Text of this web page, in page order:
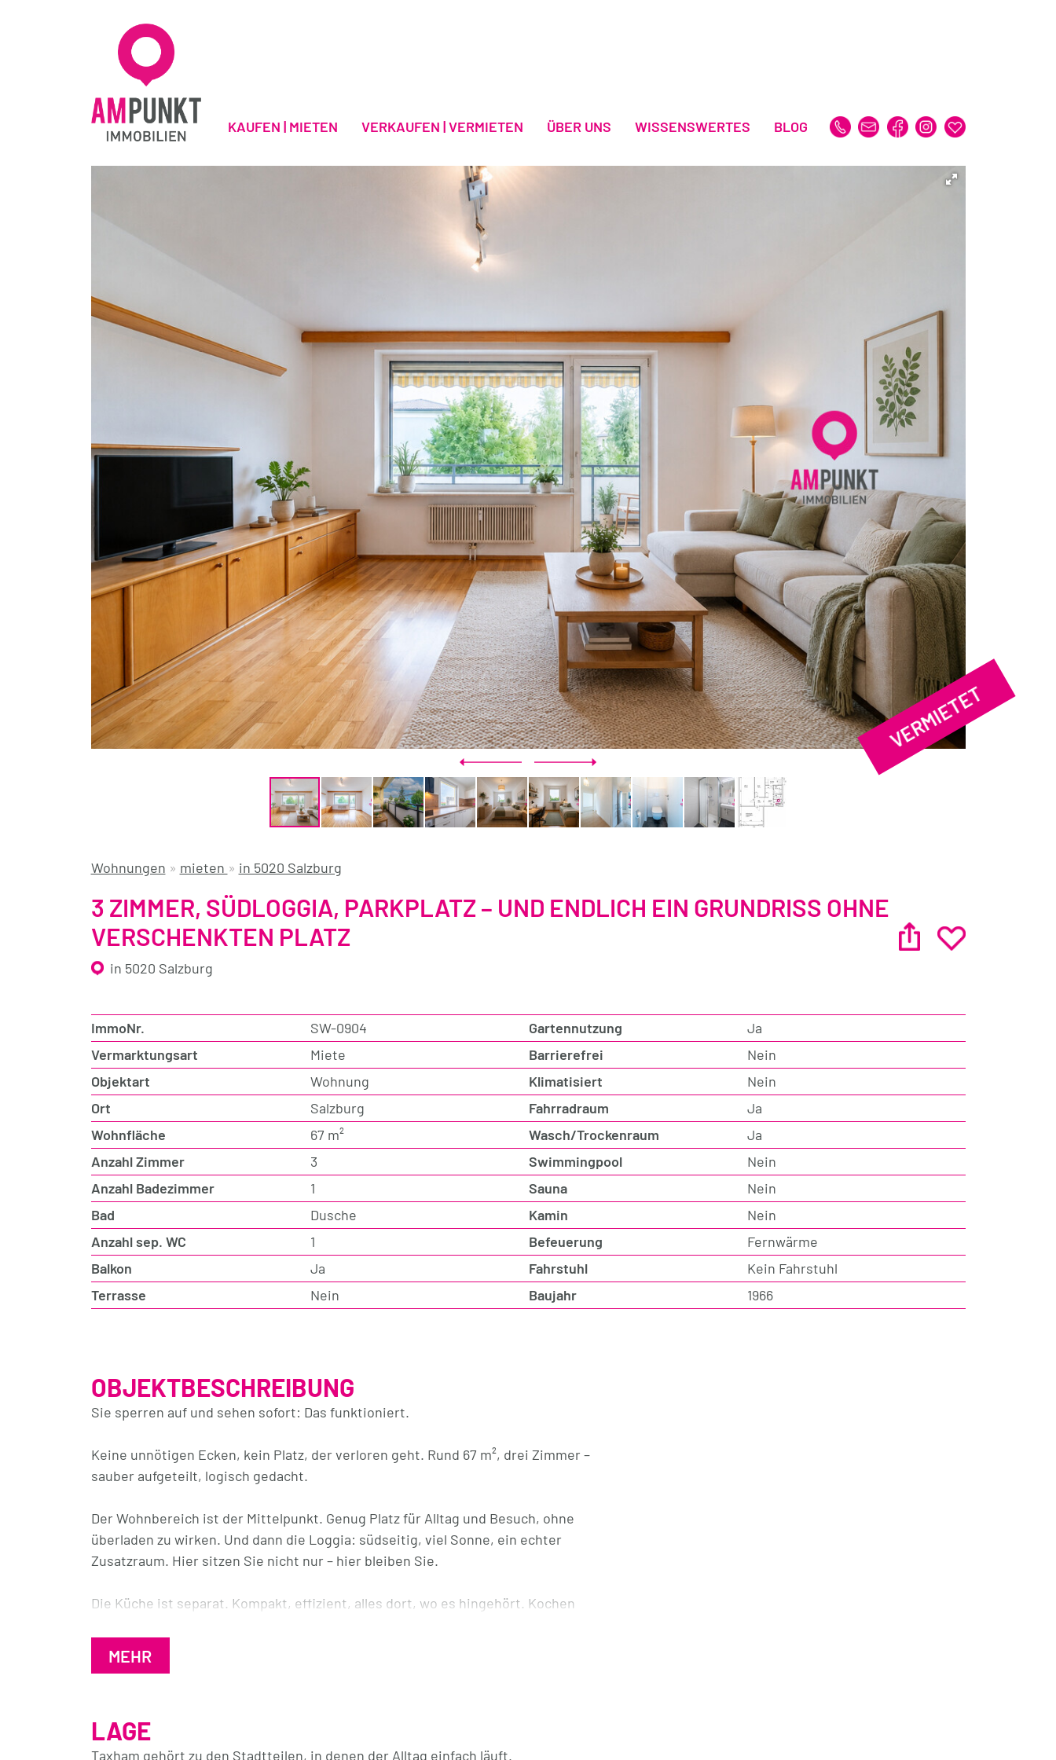
KAUFEN | MIETEN VERKAUFEN | VERMIETEN ÜBER UNS WISSENSWERTES BLOG
VERMIETET
Wohnungen » mieten » in 5020 Salzburg
3 ZIMMER, SÜDLOGGIA, PARKPLATZ – UND ENDLICH EIN GRUNDRISS OHNE
VERSCHENKTEN PLATZ
in 5020 Salzburg
ImmoNr. SW-0904 Gartennutzung
Ja
Vermarktungsart
Miete Barrierefrei
Nein
Objektart
Wohnung Klimatisiert
Nein
Ort
Salzburg Fahrradraum
Ja
Wohnfläche
67 m² Wasch/Trockenraum
Ja
Anzahl Zimmer
3 Swimmingpool
Nein
Anzahl Badezimmer
1 Sauna
Nein
Bad
Dusche Kamin
Nein
Anzahl sep. WC
1 Befeuerung
Fernwärme
Balkon
Ja Fahrstuhl
Kein Fahrstuhl
Terrasse
Nein Baujahr 1966
OBJEKTBESCHREIBUNG
Sie sperren auf und sehen sofort: Das funktioniert.
Keine unnötigen Ecken, kein Platz, der verloren geht. Rund 67 m², drei Zimmer –
sauber aufgeteilt, logisch gedacht.
Der Wohnbereich ist der Mittelpunkt. Genug Platz für Alltag und Besuch, ohne
überladen zu wirken. Und dann die Loggia: südseitig, viel Sonne, ein echter
Zusatzraum. Hier sitzen Sie nicht nur – hier bleiben Sie.
Die Küche ist separat. Kompakt, effizient, alles dort, wo es hingehört. Kochen
Zwei weitere Zimmer geben Ihnen Flexibilität. Schlafzimmer, Kinderzimmer,
Bad mit Dusche, WC getrennt. Im Alltag deutlich angenehmer, als man denkt.
MEHR
LAGE
Taxham gehört zu den Stadtteilen, in denen der Alltag einfach läuft.